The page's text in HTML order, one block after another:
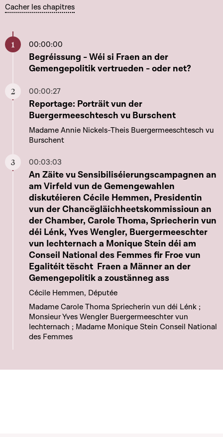
Cacher les chapitres
00:00:00
Aller à ce chapitre
Begréissung - Wéi si Fraen an der
Gemengepolitik vertrueden - oder net?
00:00:27
Aller à ce chapitre
Reportage: Porträit vun der
Buergermeeschtesch vu Burschent
Madame Annie Nickels-Theis Buergermeeschtesch vu
Burschent
00:03:03
Aller à ce chapitre
An Zäite vu Sensibiliséierungscampagnen an
am Virfeld vun de Gemengewahlen
diskutéieren Cécile Hemmen, Presidentin
vun der Chancëgläichheetskommissioun an
der Chamber, Carole Thoma, Spriecherin vun
déi Lénk, Yves Wengler, Buergermeeschter
vun Iechternach a Monique Stein déi am
Conseil National des Femmes fir Froe vun
Egalitéit tëscht Fraen a Männer an der
Gemengepolitik a zoustänneg ass
Cécile Hemmen, Députée
Madame Carole Thoma Spriecherin vun déi Lénk ;
Monsieur Yves Wengler Buergermeeschter vun
Iechternach ; Madame Monique Stein Conseil National
des Femmes